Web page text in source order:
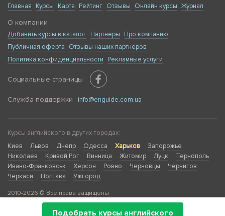
Подобрать курсы английского
Главная Курсы Карта Рейтинг Отзывы Онлайн курсы Журнал
О компании
Добавить курсы в каталог Партнеры
Про компанию
Публичная оферта
Отзывы наших партнеров
Политика конфиденциальности
Рекламные услуги
Социальные страницы
Служба поддержки info@enguide.com.ua
Курсы английского в других городах:
Киев
Львов Днепр Одесса Харьков
Запорожье
Николаев
Кривой Рог Винница Житомир Луцк
Тернополь
Ивано-Франковськ
Херсон Ровно Черновцы
Чернигов
Черкаси
Полтава Ужгород
2010-2026 © Все права защищены